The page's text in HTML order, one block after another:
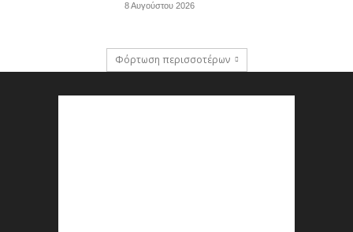
8 Αυγούστου 2026
Φόρτωση περισσοτέρων